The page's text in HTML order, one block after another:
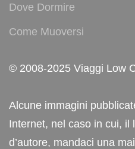
Dove Dormire
Come Muoversi
© 2008-2025 Viaggi Low
Alcune immagini
Internet, nel caso in cui, il
d’autore, mandaci una